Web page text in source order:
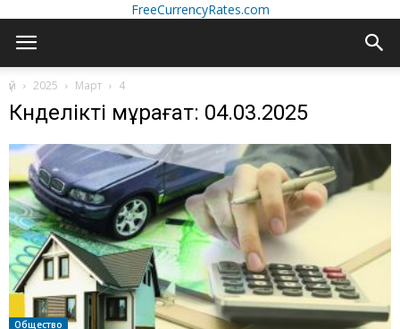
FreeCurrencyRates.com
үй 2025 Март 4
Күнделікті мұрағат: 04.03.2025
Общество